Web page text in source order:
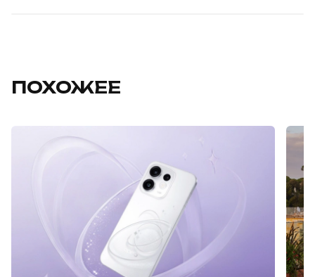
ПОХОЖЕЕ